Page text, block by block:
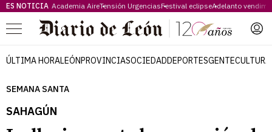
ES NOTICIA Academia AireTensión UrgenciasFestival eclipseAdelanto
Menú
ÚLTIMA HORALEÓNPROVINCIASOCIEDADDEPORTESGENTECULTURA
SEMANA SANTA
SAHAGÚN